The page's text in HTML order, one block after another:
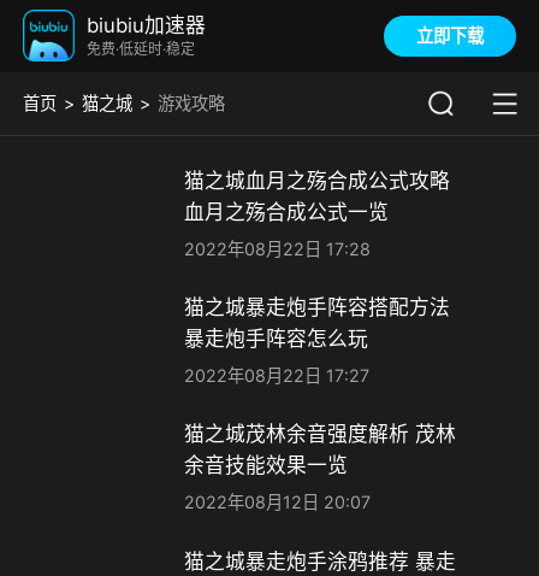
biubiu加速器
免费·低延时·稳定
立即下载
首页 猫之城 游戏攻略
猫之城血月之殇合成公式攻略
血月之殇合成公式一览
2022年08月22日 17:28
猫之城暴走炮手阵容搭配方法
暴走炮手阵容怎么玩
2022年08月22日 17:27
猫之城茂林余音强度解析 茂林
余音技能效果一览
2022年08月12日 20:07
猫之城暴走炮手涂鸦推荐 暴走